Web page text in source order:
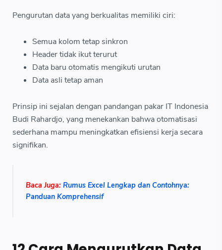
Pengurutan data yang berkualitas memiliki ciri:
Semua kolom tetap sinkron
Header tidak ikut terurut
Data baru otomatis mengikuti urutan
Data asli tetap aman
Prinsip ini sejalan dengan pandangan pakar IT Indonesia
Budi Rahardjo, yang menekankan bahwa otomatisasi
sederhana mampu meningkatkan efisiensi kerja secara
signifikan.
Baca Juga: Rumus Excel Lengkap dan Contohnya:
Panduan Komprehensif